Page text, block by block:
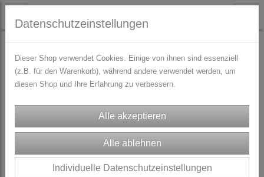
STOFFE Dirndl/Trachtenstoffe
Datenschutzeinstellungen
Dieser Shop verwendet Cookies. Einige von ihnen sind essenziell
(z.B. für den Warenkorb), während andere verwendet werden, um
diesen Shop und Ihre Erfahrung zu verbessern.
Individuelle Datenschutzeinstellungen